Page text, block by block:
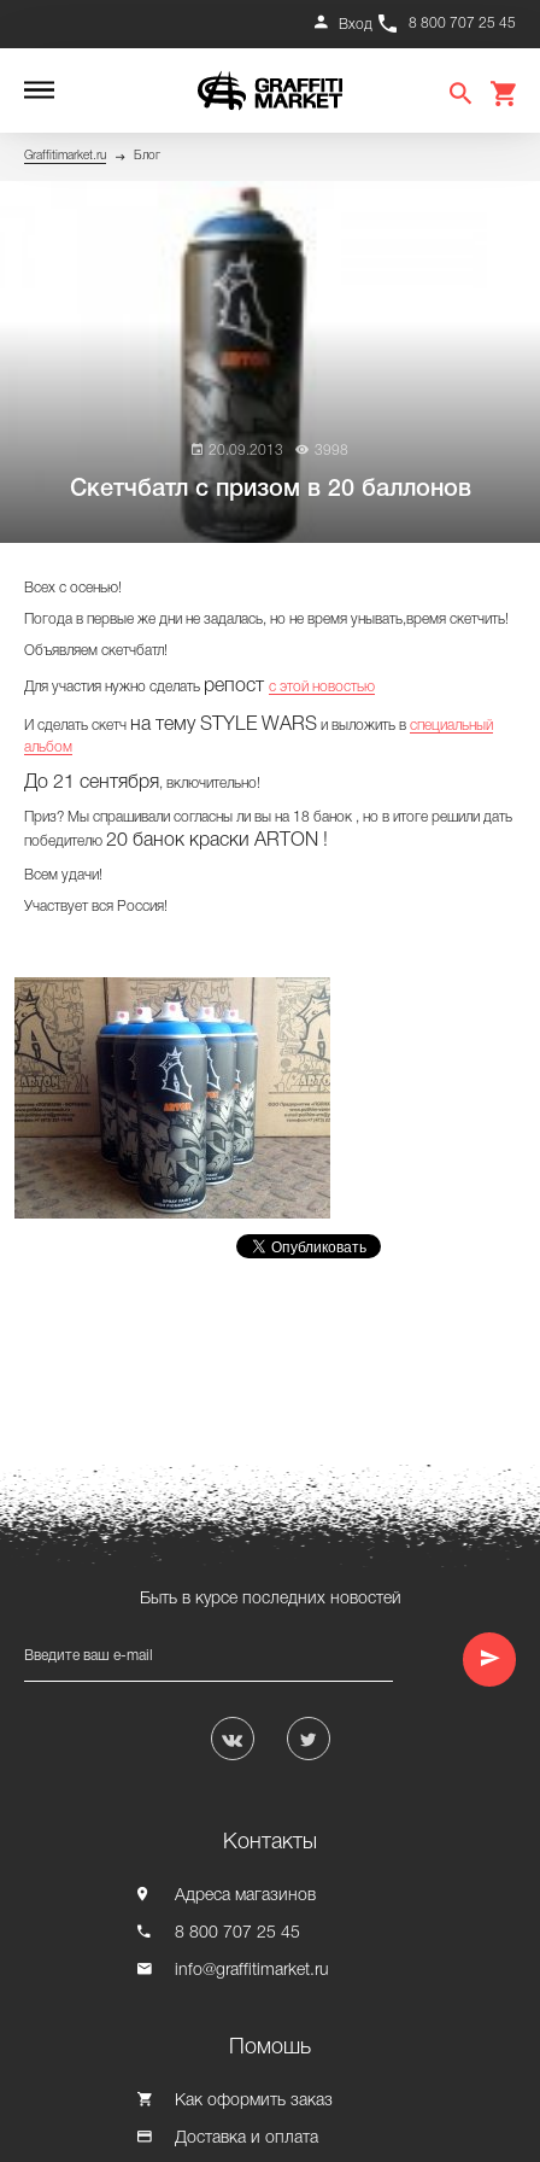
8 800 707 25 45
Вход
Graffitimarket.ru Блог
20.09.2013 3998
Скетчбатл с призом в 20 баллонов
Всех с осенью!
Погода в первые же дни не задалась, но не время унывать,время скетчить!
Объявляем скетчбатл!
Для участия нужно сделать репост с этой новостью
И сделать скетч на тему STYLE WARS и выложить в специальный
альбом
До 21 сентября, включительно!
Приз? Мы спрашивали согласны ли вы на 18 банок , но в итоге решили дать
победителю 20 банок краски ARTON !
Всем удачи!
Участвует вся Россия!
Быть в курсе последних новостей
Введите ваш e-mail
Контакты
Адреса магазинов
8 800 707 25 45
info@graffitimarket.ru
Помошь
Как оформить заказ
Доставка и оплата